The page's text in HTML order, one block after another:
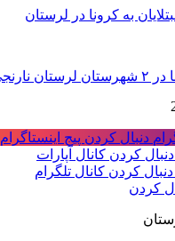
به کرونا در لرستان
است
دنبال کردن پیج اینستاگرام
دنبال کردن کانال آپارات
دنبال کردن کانال تلگرام
کردن